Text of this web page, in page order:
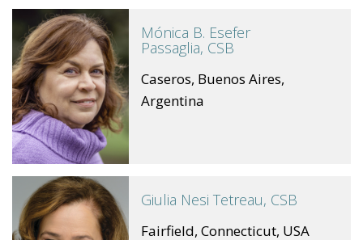
Mónica B. Esefer
Passaglia, CSB
Caseros, Buenos Aires,
Argentina
Giulia Nesi Tetreau, CSB
Fairfield, Connecticut, USA